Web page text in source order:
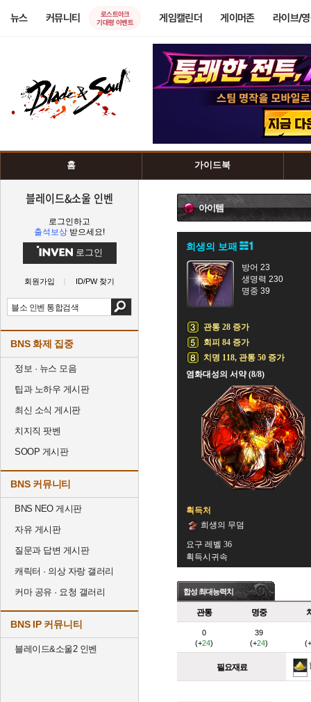
뉴스 커뮤니티
로스트아크
기대평 이벤트
게임캘린더 게이머존 라이브/
홈 가이드북
블레이드&소울 인벤
로그인하고
출석보상 받으세요!
로그인
회원가입 ID/PW 찾기
BNS 화제 집중
정보 · 뉴스 모음
팁과 노하우 게시판
최신 소식 게시판
치지직 팟벤
SOOP 게시판
BNS 커뮤니티
BNS NEO 게시판
자유 게시판
질문과 답변 게시판
캐릭터 · 의상 자랑 갤러리
커마 공유 · 요청 갤러리
BNS IP 커뮤니티
블레이드&소울2 인벤
아이템
희생의 보패
방어 23
생명력 230
명중 39
관통 28 증가
회피 84 증가
치명 118, 관통 50 증가
염화대성의 서약 (8/8)
획득처
희생의 무덤
요구 레벨 36
획득시귀속
합성 최대능력치
관통 명중
0
(+24)
39
(+24) (+
필요재료